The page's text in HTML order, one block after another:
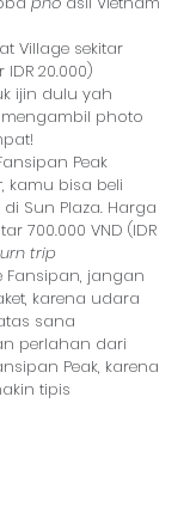
Village sekitar
IDR 20.000)
ijin dulu yah
photo
Peak
, kamu bisa beli
Sun Plaza. Harga
700.000 VND (IDR
trip
Fansipan, jangan
karena udara
sana
perlahan dari
Peak, karena
tipis